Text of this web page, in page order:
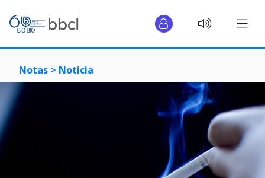
Notas > Noticia